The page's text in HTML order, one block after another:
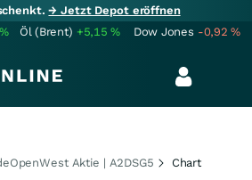
→ Jetzt Depot eröffnen
% Öl (Brent) +5,15% Dow Jones -0,92%
Aktie | A2DSG5 Chart